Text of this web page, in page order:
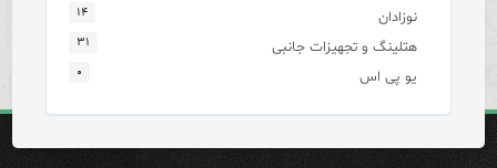
نوزادان ۱۴
هتلینگ و تجهیزات جانبی ۳۱
یو پی اس ۰